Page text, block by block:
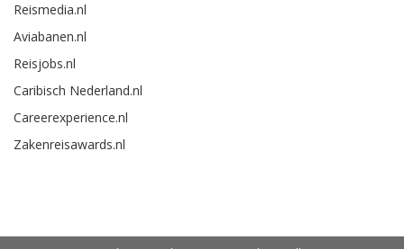
Reismedia.nl
Aviabanen.nl
Reisjobs.nl
Caribisch Nederland.nl
Careerexperience.nl
Zakenreisawards.nl